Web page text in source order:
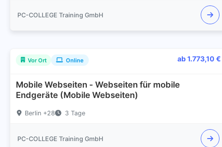
PC-COLLEGE Training GmbH
Vor Ort Online ab 1.773,10 €
Mobile Webseiten - Webseiten für mobile
Endgeräte (Mobile Webseiten)
Berlin +28 3 Tage
PC-COLLEGE Training GmbH